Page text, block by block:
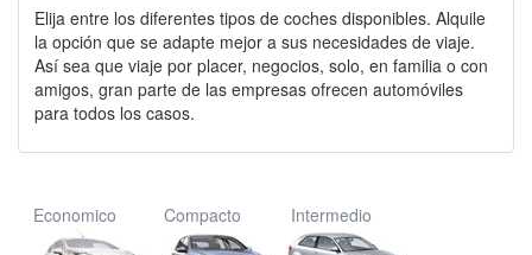
Elija entre los diferentes tipos de coches disponibles. Alquile
la opción que se adapte mejor a sus necesidades de viaje.
Así sea que viaje por placer, negocios, solo, en familia o con
amigos, gran parte de las empresas ofrecen automóviles
para todos los casos.
Economico Compacto Intermedio